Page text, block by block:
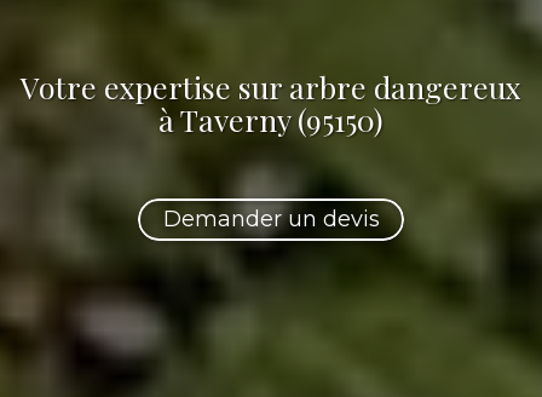
Votre expertise sur arbre dangereux
à Taverny (95150)
Demander un devis